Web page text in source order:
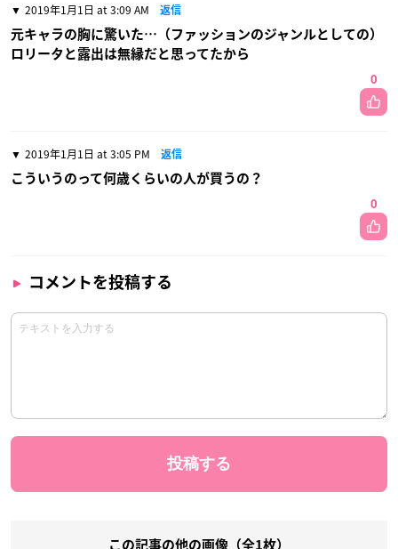
2019年1月1日 at 3:09 AM 返信
元キャラの胸に驚いた…（ファッションのジャンルとしての）
ロリータと露出は無縁だと思ってたから
0
2019年1月1日 at 3:05 PM 返信
こういうのって何歳くらいの人が買うの？
0
コメントを投稿する
この記事の他の画像（全1枚）